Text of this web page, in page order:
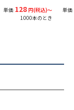
単価 128 円(税込)〜
1000本のとき
単価